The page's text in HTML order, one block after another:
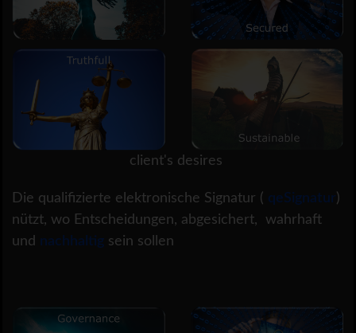
client's desires
Die qualifizierte elektronische Signatur ( qeSignatur)
nützt, wo Entscheidungen, abgesichert, wahrhaft
und nachhaltig sein sollen